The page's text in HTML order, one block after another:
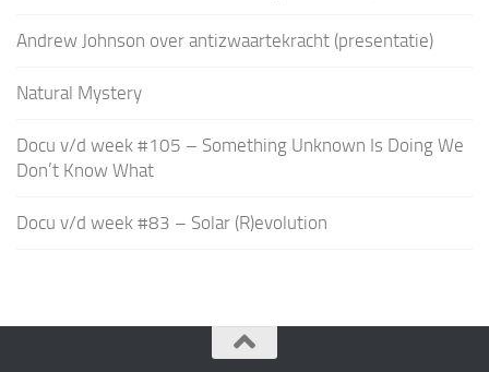
Andrew Johnson over antizwaartekracht (presentatie)
Natural Mystery
Docu v/d week #105 – Something Unknown Is Doing We
Don’t Know What
Docu v/d week #83 – Solar (R)evolution